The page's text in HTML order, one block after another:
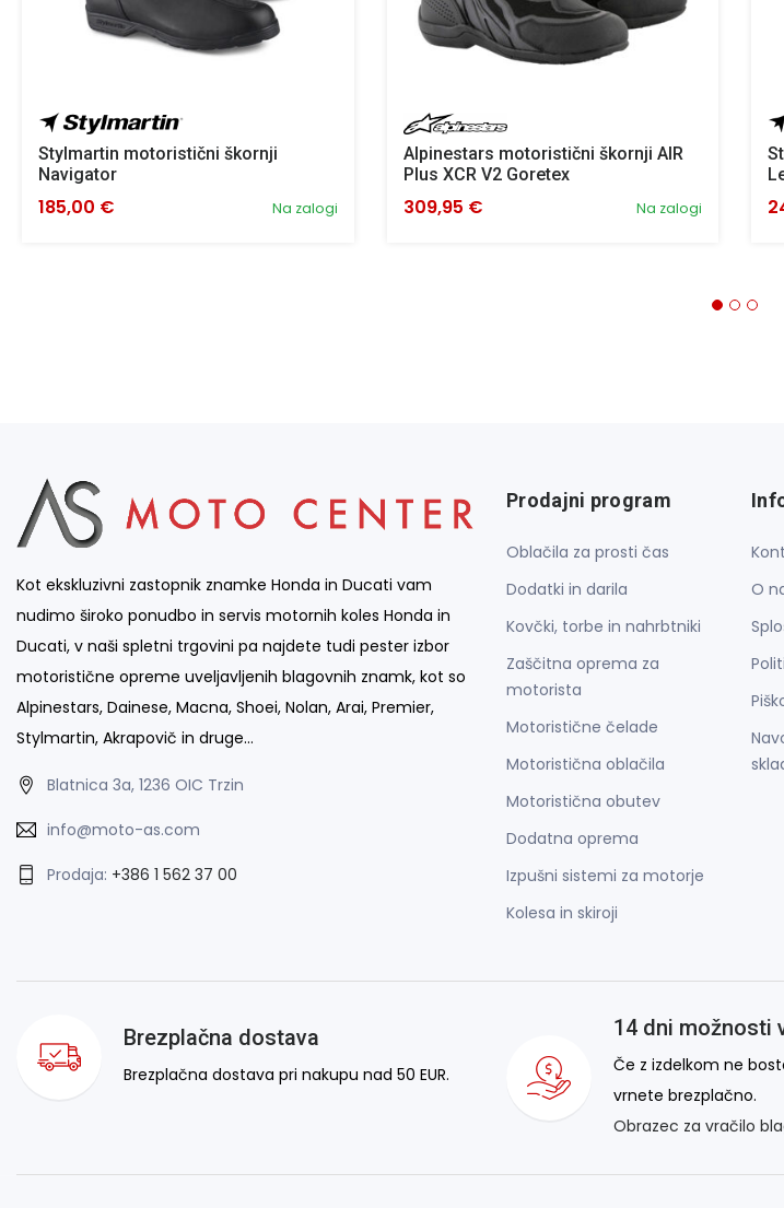
Stylmartin motoristični škornji
Navigator
Na zalogi
185,00 €
Alpinestars motoristični škornji AIR
Plus XCR V2 Goretex
Na zalogi
309,95 €
Kot ekskluzivni zastopnik znamke Honda in Ducati vam
nudimo široko ponudbo in servis motornih koles Honda in
Ducati, v naši spletni trgovini pa najdete tudi pester izbor
motoristične opreme uveljavljenih blagovnih znamk, kot so
Alpinestars, Dainese, Macna, Shoei, Nolan, Arai, Premier,
Stylmartin, Akrapovič in druge…
Blatnica 3a, 1236 OIC Trzin
info@moto-as.com
Prodaja: +386 1 562 37 00
Prodajni program
Oblačila za prosti čas
Dodatki in darila
Kovčki, torbe in nahrbtniki
Zaščitna oprema za
motorista
Motoristične čelade
Motoristična oblačila
Motoristična obutev
Dodatna oprema
Izpušni sistemi za motorje
Kolesa in skiroji
O
Brezplačna dostava
Brezplačna dostava pri nakupu nad 50 EUR.
14 dni možnosti
Če z izdelkom ne
vrnete brezplačno.
Obrazec za vračilo